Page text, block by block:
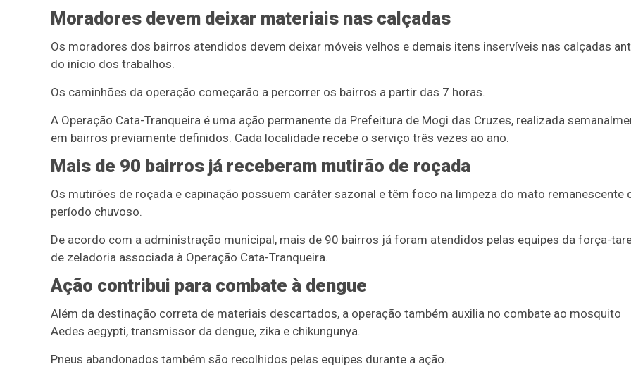
Moradores devem deixar materiais nas calçadas
Os moradores dos bairros atendidos devem deixar móveis velhos e demais itens inservíveis nas calçadas
do início dos trabalhos.
Os caminhões da operação começarão a percorrer os bairros a partir das 7 horas.
A Operação Cata-Tranqueira é uma ação permanente da Prefeitura de Mogi das Cruzes, realizada
em bairros previamente definidos. Cada localidade recebe o serviço três vezes ao ano.
Mais de 90 bairros já receberam mutirão de roçada
Os mutirões de roçada e capinação possuem caráter sazonal e têm foco na limpeza do mato remanescente
período chuvoso.
De acordo com a administração municipal, mais de 90 bairros já foram atendidos pelas equipes da força-
de zeladoria associada à Operação Cata-Tranqueira.
Ação contribui para combate à dengue
Além da destinação correta de materiais descartados, a operação também auxilia no combate ao mosquito
Aedes aegypti, transmissor da dengue, zika e chikungunya.
Pneus abandonados também são recolhidos pelas equipes durante a ação.